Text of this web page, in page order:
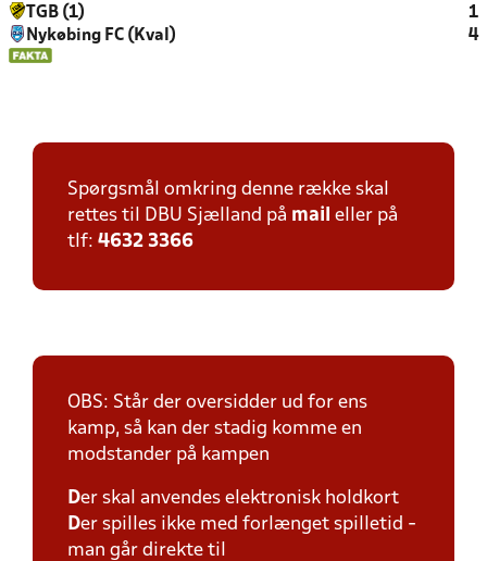
TGB (1)
1
Nykøbing FC (Kval)
4
Spørgsmål omkring denne række skal
rettes til DBU Sjælland på mail eller på
tlf: 4632 3366
OBS: Står der oversidder ud for ens
kamp, så kan der stadig komme en
modstander på kampen
Der skal anvendes elektronisk holdkort
Der spilles ikke med forlænget spilletid -
man går direkte til